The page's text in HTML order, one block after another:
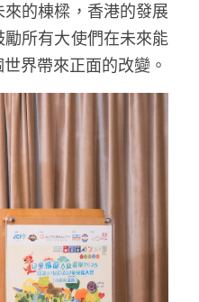
的棟樑，香港的發展
所有大使們在未來能
界帶來正面的改變。